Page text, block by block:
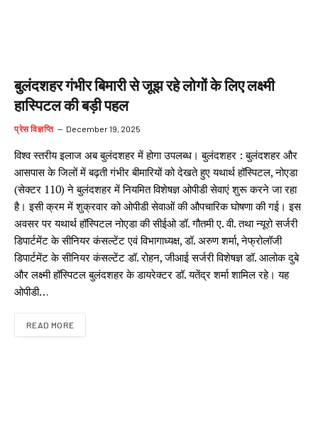
बुलंदशहर गंभीर बिमारी से जूझ रहे लोगों के लिए लक्ष्मी
हास्पिटल की बड़ी पहल
प्रेस विज्ञप्ति December 19, 2025
विश्व स्तरीय इलाज अब बुलंदशहर में होगा उपलब्ध। बुलंदशहर : बुलंदशहर और
आसपास के जिलों में बढ़ती गंभीर बीमारियों को देखते हुए यथार्थ हॉस्पिटल, नोएडा
(सेक्टर 110) ने बुलंदशहर में नियमित विशेषज्ञ ओपीडी सेवाएं शुरू करने जा रहा
है। इसी क्रम में शुक्रवार को ओपीडी सेवाओं की औपचारिक घोषणा की गई। इस
अवसर पर यथार्थ हॉस्पिटल नोएडा की सीईओ डॉ. गौतमी ए. वी. तथा न्यूरो सर्जरी
डिपार्टमेंट के सीनियर कंसल्टेंट एवं विभागाध्यक्ष, डॉ. अरुण शर्मा, नेफ्रोलॉजी
डिपार्टमेंट के सीनियर कंसल्टेंट डॉ. रोहन, जीआई सर्जरी विशेषज्ञ डॉ. आलोक दुबे
और लक्ष्मी हॉस्पिटल बुलंदशहर के डायरेक्टर डॉ. यतेंद्र शर्मा शामिल रहे। यह
ओपीडी…
READ MORE